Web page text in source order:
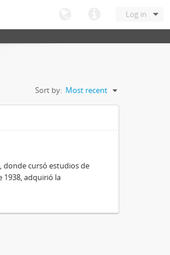
Log in
Sort by: Most recent
donde cursó estudios de
1938, adquirió la